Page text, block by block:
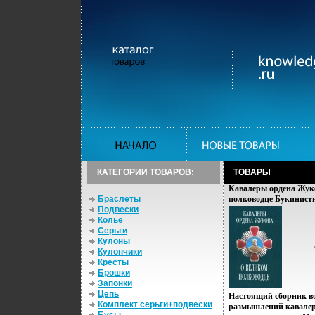
КАТЕГОРИИ ТОВАРОВ:
Браслеты
Подвески
Колье
Серьги
Кулоны
Кулончики
Кресты
Брошки
Запонки
Цепь
Комплект серьги+подвески
ТОВАРЫ
Кавалеры ордена
полководце
Сохранность:
Вагриус, 1998 г
7027-0698-7 Тираж:
инфо 3912p.
Настоящий сборник
размышлений